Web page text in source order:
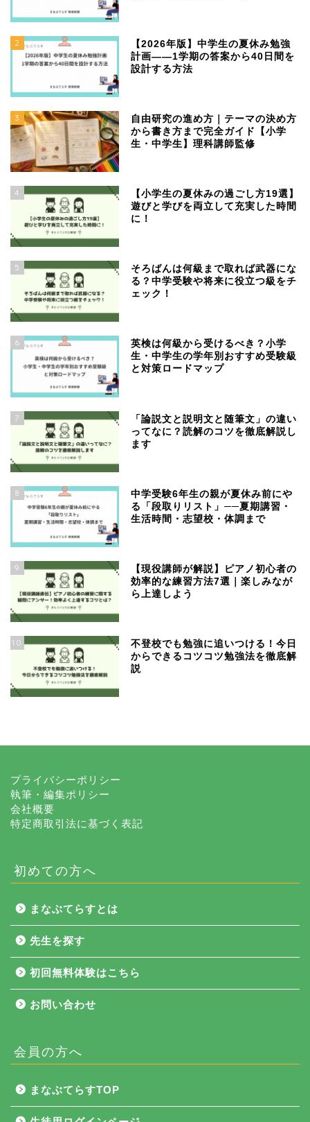
2
【2026年版】中学生の夏休み勉強
計画——1学期の答案から40日間を
設計する方法
3
自由研究の進め方｜テーマの決め方
から書き方まで完全ガイド【小学
生・中学生】理科講師監修
4
【小学生の夏休みの過ごし方19選】
遊びと学びを両立して充実した時間
に！
5
そろばんは何級まで取れば武器にな
る？中学受験や将来に役立つ級をチ
ェック！
6
英検は何級から受けるべき？小学
生・中学生の学年別おすすめ受験級
と対策ロードマップ
7
「論説文と説明文と随筆文」の違い
ってなに？読解のコツを徹底解説し
ます
8
中学受験6年生の親が夏休み前にや
る「段取りリスト」──夏期講習・
生活時間・志望校・体調まで
9
【現役講師が解説】ピアノ初心者の
効率的な練習方法7選｜楽しみなが
ら上達しよう
10
不登校でも勉強に追いつける！今日
からできるコツコツ勉強法を徹底解
説
プライバシーポリシー
執筆・編集ポリシー
会社概要
特定商取引法に基づく表記
初めての方へ
まなぶてらすとは
先生を探す
初回無料体験はこちら
お問い合わせ
会員の方へ
まなぶてらすTOP
NEWS
まなぶてらす活用法